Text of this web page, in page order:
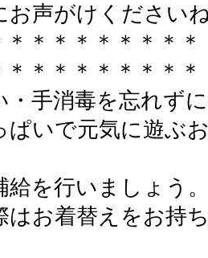
お声がけください
＊＊＊＊＊＊＊＊
＊＊＊＊＊＊＊＊
・手消毒を忘れず
ぱいで元気に遊ぶ
給を行いましょう
はお着替えをお持